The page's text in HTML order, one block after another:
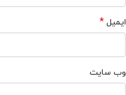
ایمیل *
وب‌ سایت